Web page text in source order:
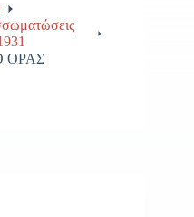
ΟΡΑΣ